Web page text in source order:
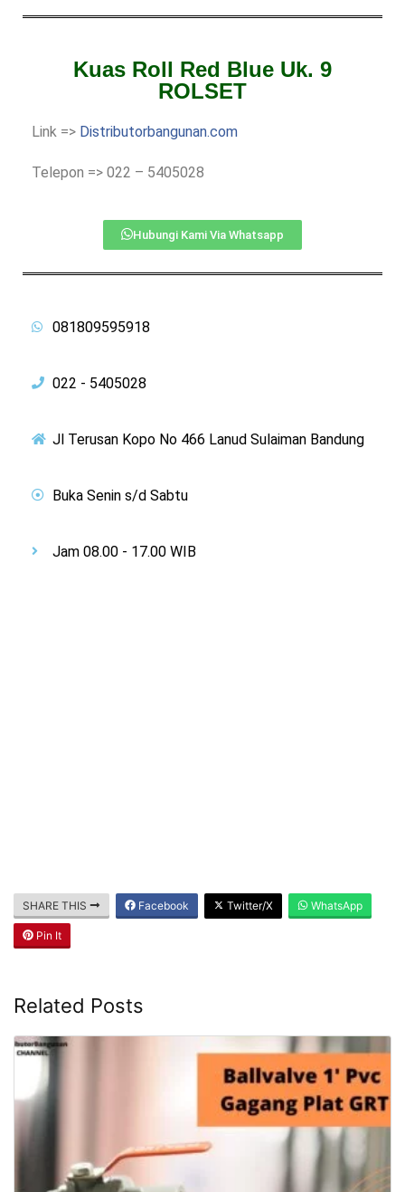
Kuas Roll Red Blue Uk. 9
ROLSET
Link => Distributorbangunan.com
Telepon => 022 – 5405028
Hubungi Kami Via Whatsapp
081809595918
022 - 5405028
Jl Terusan Kopo No 466 Lanud Sulaiman Bandung
Buka Senin s/d Sabtu
Jam 08.00 - 17.00 WIB
SHARE THIS Facebook Twitter/X WhatsApp
Pin It
Related Posts